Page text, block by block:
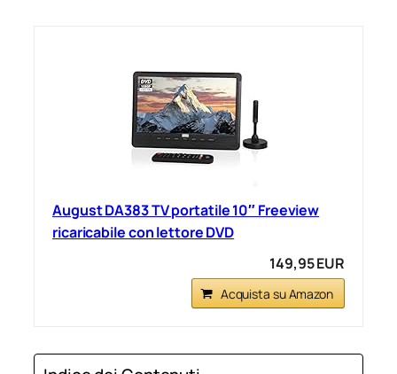
August DA383 TV portatile 10″ Freeview
ricaricabile con lettore DVD
149,95 EUR
Acquista su Amazon